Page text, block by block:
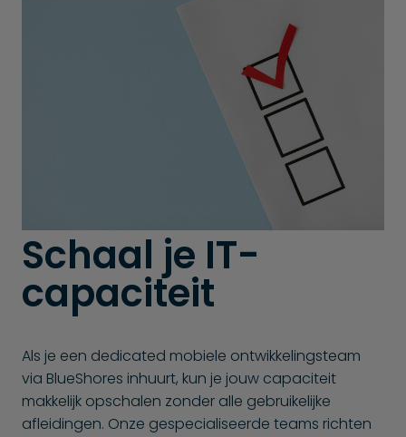
Schaal je IT-
capaciteit
Als je een dedicated mobiele ontwikkelingsteam
via BlueShores inhuurt, kun je jouw capaciteit
makkelijk opschalen zonder alle gebruikelijke
afleidingen. Onze gespecialiseerde teams richten